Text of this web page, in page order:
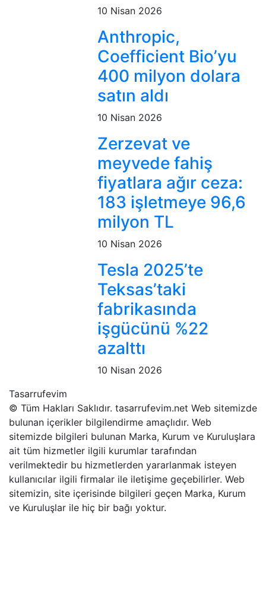
10 Nisan 2026
Anthropic,
Coefficient Bio’yu
400 milyon dolara
satın aldı
10 Nisan 2026
Zerzevat ve
meyvede fahiş
fiyatlara ağır ceza:
183 işletmeye 96,6
milyon TL
10 Nisan 2026
Tesla 2025’te
Teksas’taki
fabrikasında
işgücünü %22
azalttı
10 Nisan 2026
Tasarrufevim
© Tüm Hakları Saklıdır. tasarrufevim.net Web sitemizde
bulunan içerikler bilgilendirme amaçlıdır. Web
sitemizde bilgileri bulunan Marka, Kurum ve Kuruluşlara
ait tüm hizmetler ilgili kurumlar tarafından
verilmektedir bu hizmetlerden yararlanmak isteyen
kullanıcılar ilgili firmalar ile iletişime geçebilirler. Web
sitemizin, site içerisinde bilgileri geçen Marka, Kurum
ve Kuruluşlar ile hiç bir bağı yoktur.